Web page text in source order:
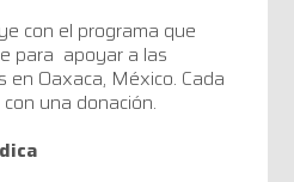
con el programa que
para apoyar a las
en Oaxaca, México. Cada
una donación.